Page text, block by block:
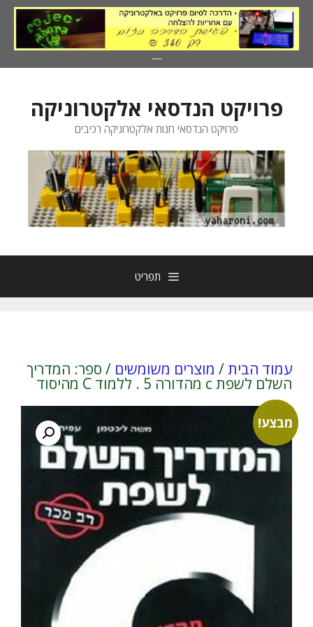
לדלג
לתוכן
פרויקט הנדסאי אלקטרוניקה
פרויקט הנדסאי חנות אלקטרוניקה רכיבים
תפריט
עמוד הבית/ מוצרים משומשים / ספר: המדריך
השלם לשפת c מהדורה 5 . ללמוד C מהיסוד
מבצע!